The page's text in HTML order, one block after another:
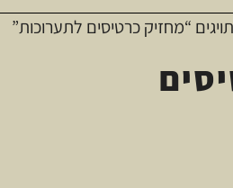
“מחזיק כרטיסים לתערוכות”